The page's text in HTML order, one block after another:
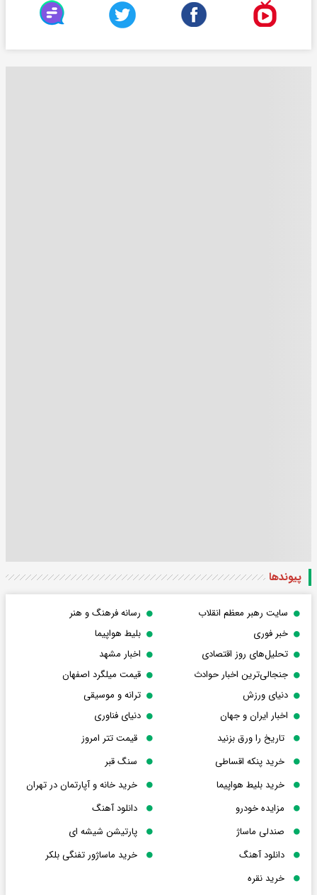
پیوندها
سایت رهبر معظم انقلاب
رسانه فرهنگ و هنر
خبر فوری
بلیط هواپیما
تحلیل‌های روز اقتصادی
اخبار مشهد
جنجالی‌ترین اخبار حوادث
قیمت میلگرد اصفهان
دنیای ورزش
ترانه و موسیقی
اخبار ایران و جهان
دنیای فناوری
تاریخ را ورق بزنید
قیمت تتر امروز
خرید پنکه اقساطی
سنگ قبر
خرید بلیط هواپیما
خرید خانه و آپارتمان در تهران
مزایده خودرو
دانلود آهنگ
صندلی ماساژ
پارتیشن شیشه ای
دانلود آهنگ
خرید ماساژور تفنگی بلکر
خرید نقره